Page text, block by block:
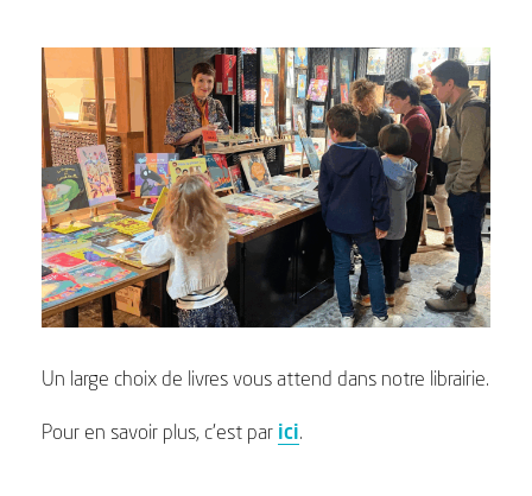
Un large choix de livres vous attend dans notre librairie.
Pour en savoir plus, c’est par ici.